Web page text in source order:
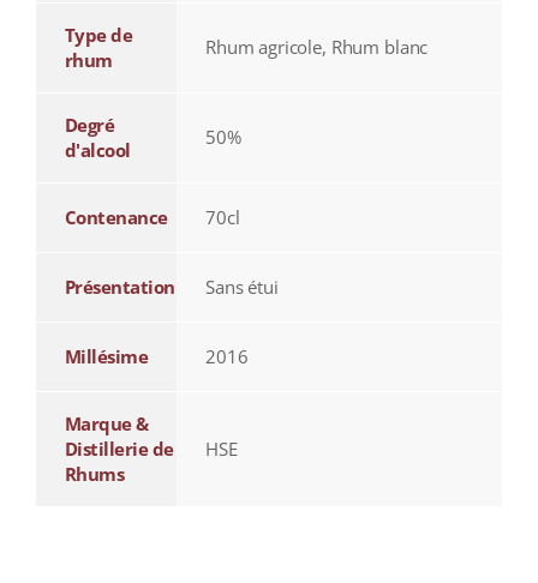
Type de
rhum
Rhum agricole, Rhum blanc
Degré
d'alcool
50%
Contenance 70cl
Présentation Sans étui
Millésime 2016
Marque &
Distillerie de
Rhums
HSE